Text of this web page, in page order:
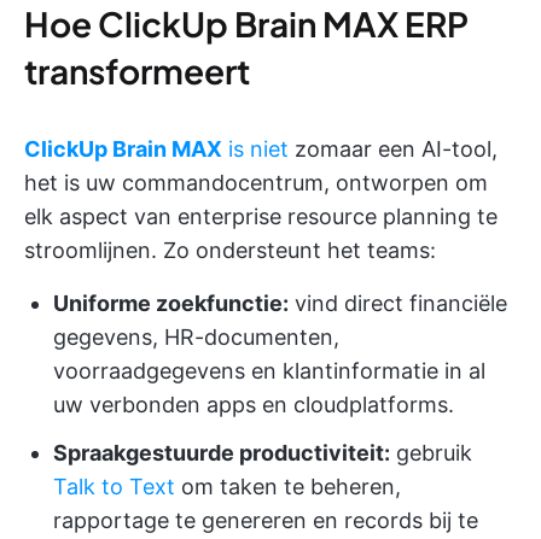
Hoe ClickUp Brain MAX ERP
transformeert
ClickUp Brain MAX is niet zomaar een AI-tool,
het is uw commandocentrum, ontworpen om
elk aspect van enterprise resource planning te
stroomlijnen. Zo ondersteunt het teams:
Uniforme zoekfunctie: vind direct financiële
gegevens, HR-documenten,
voorraadgegevens en klantinformatie in al
uw verbonden apps en cloudplatforms.
Spraakgestuurde productiviteit: gebruik
Talk to Text om taken te beheren,
rapportage te genereren en records bij te